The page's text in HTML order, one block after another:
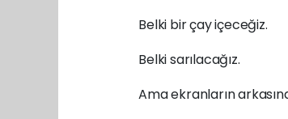
Belki bir çay içeceğiz.
Belki sarılacağız.
Ama ekranların